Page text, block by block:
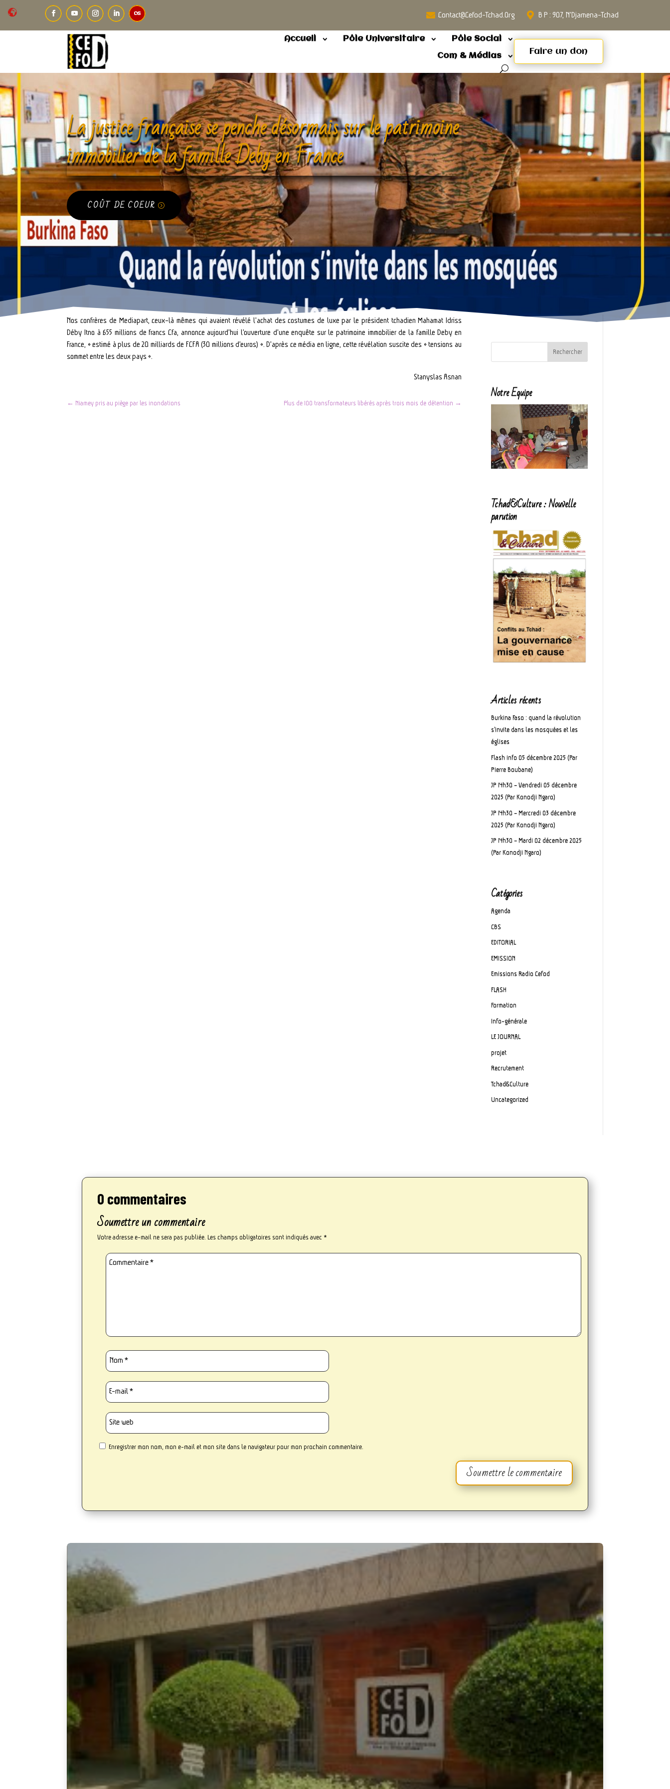
Contact@cefod-Tchad.org B P : 907, N'Djamena-Tchad
Accueil Pôle Universitaire
Pôle Social
Com & Médias
Faire un don
La justice française se penche désormais sur le patrimoine
immobilier de la famille Deby en France
COÛT DE COEUR
Nos confrères de Mediapart, ceux-là mêmes qui avaient révélé l’achat des costumes de luxe par le président tchadien Mahamat Idriss
Déby Itno à 655 millions de francs Cfa, annonce aujourd’hui l’ouverture d’une enquête sur le patrimoine immobilier de la famille Deby en
France, « estimé à plus de 20 milliards de FCFA (30 millions d’euros) ». D’après ce média en ligne, cette révélation suscite des « tensions au
sommet entre les deux pays ».
Stanyslas Asnan
←Niamey pris au piège par les inondations Plus de 100 transformateurs libérés après trois mois de détention →
Notre Equipe
Tchad&Culture : Nouvelle
parution
Articles récents
Burkina Faso : quand la révolution
s’invite dans les mosquées et les
églises
Flash info 05 décembre 2025 (Par
Pierre Boubane)
JP 14h30 – Vendredi 05 décembre
2025 (Par Konodji Ngaro)
JP 14h30 – Mercredi 03 décembre
2025 (Par Konodji Ngaro)
JP 14h30 – Mardi 02 décembre 2025
(Par Konodji Ngaro)
Catégories
Agenda
CBS
EDITORIAL
EMISSION
Emissions Radio Cefod
FLASH
Formation
Info-générale
LE JOURNAL
projet
Recrutement
Tchad&Culture
Uncategorized
0 commentaires
Soumettre un commentaire
Votre adresse e-mail ne sera pas publiée. Les champs obligatoires sont indiqués avec *
Enregistrer mon nom, mon e-mail et mon site dans le navigateur pour mon prochain commentaire.
Soumettre le commentaire